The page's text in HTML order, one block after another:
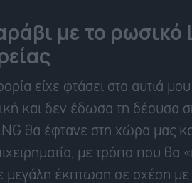
με το ρωσικό
είχε φτάσει στα αυτιά
και δεν έδωσα τη δέουσα
θα έφτανε στη χώρα μας
με τρόπο που θα
μεγάλη έκπτωση σε σχέση με